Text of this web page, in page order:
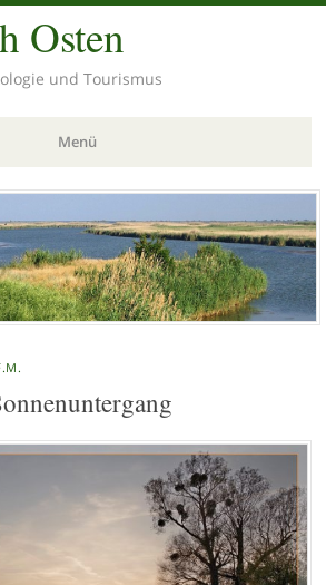
Osten
und Tourismus
Menü